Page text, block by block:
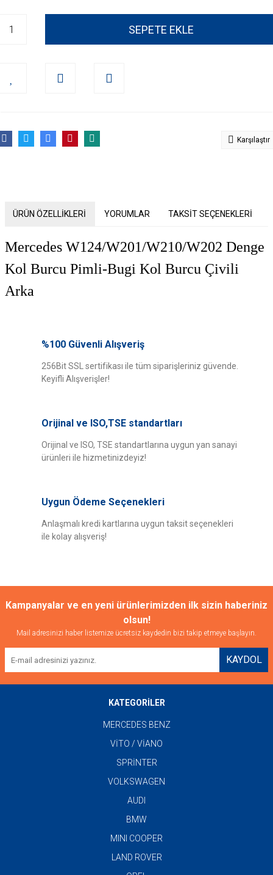
SEPETE EKLE
Karşılaştır
ÜRÜN ÖZELLİKLERİ YORUMLAR TAKSİT SEÇENEKLERİ
Mercedes W124/W201/W210/W202 Denge
Kol Burcu Pimli-Bugi Kol Burcu Çivili
Arka
Bu ürüne ilk yorumu siz yapın!
yetersiz gördüğünüz noktaları öneri formunu kullanarak tarafımıza
iletebilirsiniz.
Görüş ve önerileriniz için teşekkür ederiz.
Ürün bilgilerinde hatalar bulunuyor.
Ürün fiyatı diğer sitelerden daha pahalı.
Bu ürüne benzer farklı alternatifler olmalı.
%100 Güvenli Alışveriş
256Bit SSL sertifikası ile tüm siparişleriniz güvende.
Keyifli Alışverişler!
Orijinal ve ISO,TSE standartları
Orijinal ve ISO, TSE standartlarına uygun yan sanayi
ürünleri ile hizmetinizdeyiz!
Uygun Ödeme Seçenekleri
Anlaşmalı kredi kartlarına uygun taksit seçenekleri
ile kolay alışveriş!
Kampanyalar ve en yeni ürünlerimizden ilk sizin haberiniz
olsun!
Mail adresinizi haber listemize ücretsiz kaydedin bizi takip etmeye başlayın.
KAYDOL
KATEGORİLER
MERCEDES BENZ
VİTO / VİANO
SPRİNTER
VOLKSWAGEN
AUDI
BMW
MINI COOPER
LAND ROVER